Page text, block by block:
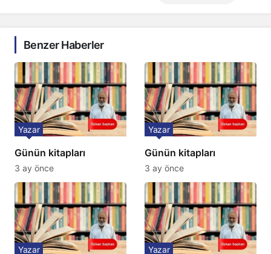
Benzer Haberler
Günün kitapları
Yazar
3 ay önce
Günün kitapları
Yazar
3 ay önce
Yazar Yazar